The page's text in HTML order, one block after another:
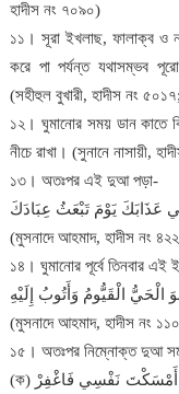
হাদীস নং ৭০৯০)
১১। সূরা ইখলাছ, ফালাক্ব ও
করে পা পর্যন্ত যথাসম্ভব
(সহীহুল বুখারী, হাদীস নং
১২। ঘুমানোর সময় ডান কাতে
নীচে রাখা। (সুনানে নাসায়ী,
১৩। অতঃপর এই দুআ পড়া-
عَذَابَكَ يَوْمَ تَبْعَثُ عِبَادَكَ
(মুসনাদে আহমাদ, হাদীস নং
১৪। ঘুমানোর পূর্বে তিনবার এই
الْحَيُّ الْقَيُّومُ وَأَتُوبُ إِلَيْهِ
(মুসনাদে আহমাদ, হাদীস নং
১৫। অতঃপর নিম্নোক্ত দুআ
(ক) بِاسْمِكَ رَبِّ وَضَعْتُ جَنْبِي وَبِكَ أَرْفَعُهُ إِنْ أَمْسَكْتَ نَفْسِي فَاغْفِرْ